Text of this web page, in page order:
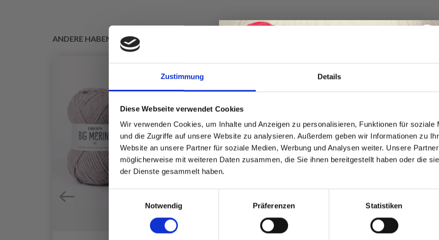
Zustimmung Details
Diese Webseite verwendet Cookies
Wir verwenden Cookies, um Inhalte und Anzeigen zu personalisieren, Funktionen für soziale
und die Zugriffe auf unsere Website zu analysieren. Außerdem geben wir Informationen zu
Website an unsere Partner für soziale Medien, Werbung und Analysen weiter. Unsere
möglicherweise mit weiteren Daten zusammen, die Sie ihnen bereitgestellt haben oder die
der Dienste gesammelt haben.
Notwendig
Präferenzen Statistiken
ANDERE HABEN SICH AUCH ANGESEHEN
Werde ein Teil unserer Garn-Community
und erhalte exklusiven Zugang zu
inspirierenden Strickmustern und